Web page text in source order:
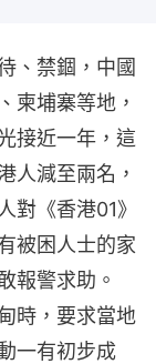
、禁錮，中國
柬埔寨等地，
接近一年，這
人減至兩名，
對《香港01》
被困人士的家
報警求助。
時，要求當地
一有初步成